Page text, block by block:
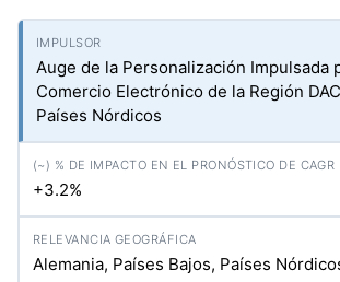
Auge de la Personalización Impulsada
Comercio Electrónico de la Región
Países Nórdicos
+3.2%
Alemania, Países Bajos, Países